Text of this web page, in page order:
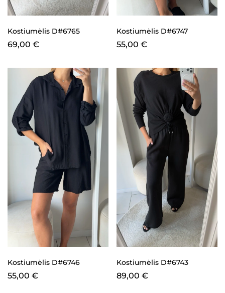
Kostiumėlis D#6765
69,00 €
Kostiumėlis D#6747
55,00 €
Kostiumėlis D#6746
55,00 €
Kostiumėlis D#6743
89,00 €